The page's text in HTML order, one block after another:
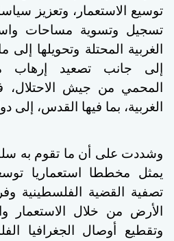
توسيع الاستعمار، وتعزيز
تسجيل وتسوية مساحات
الغربية المحتلة وتحويلها
إلى جانب تصعيد إرهاب
المحمي من جيش الاحتلال،
الغربية، بما فيها القدس،
وشددت على أن ما تقوم به
يمثل مخططا استعماريا
تصفية القضية الفلسطينية
الأرض من خلال الاستعمار
وتقطيع أوصال الجغرافيا